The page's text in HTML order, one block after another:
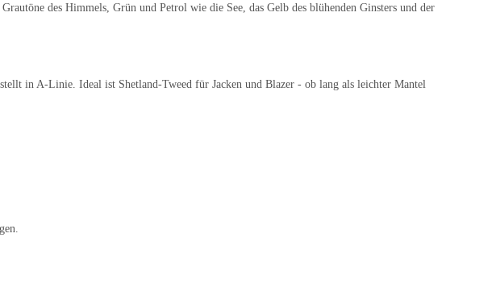
des Himmels, Grün und Petrol wie die See, das Gelb des blühenden Ginsters und der
in A-Linie. Ideal ist Shetland-Tweed für Jacken und Blazer - ob lang als leichter Mantel